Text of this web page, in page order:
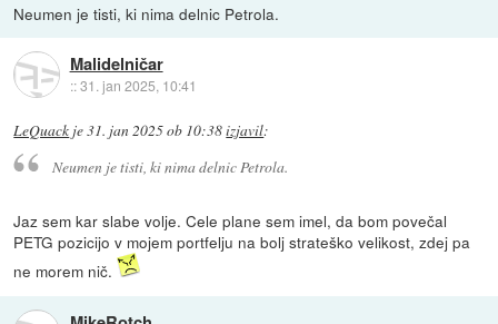
Neumen je tisti, ki nima delnic Petrola.
Malidelničar
::31. jan 2025, 10:41
LeQuack je31. jan 2025 ob 10:38izjavil:
Neumen je tisti, ki nima delnic Petrola.
Jaz sem kar slabe volje. Cele plane sem imel, da bom povečal
PETG pozicijo v mojem portfelju na bolj strateško velikost, zdej pa
ne morem nič.